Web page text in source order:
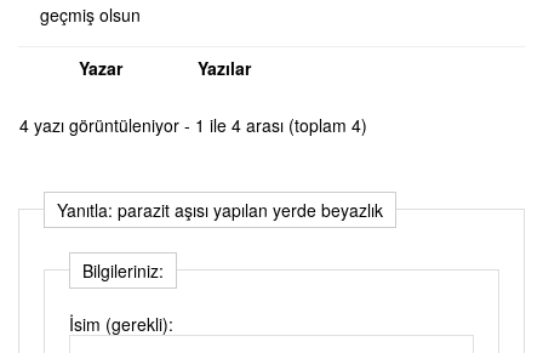
geçmiş olsun
Yazar Yazılar
4 yazı görüntüleniyor - 1 ile 4 arası (toplam 4)
Yanıtla: parazit aşısı yapılan yerde beyazlık
Bilgileriniz:
İsim (gerekli):